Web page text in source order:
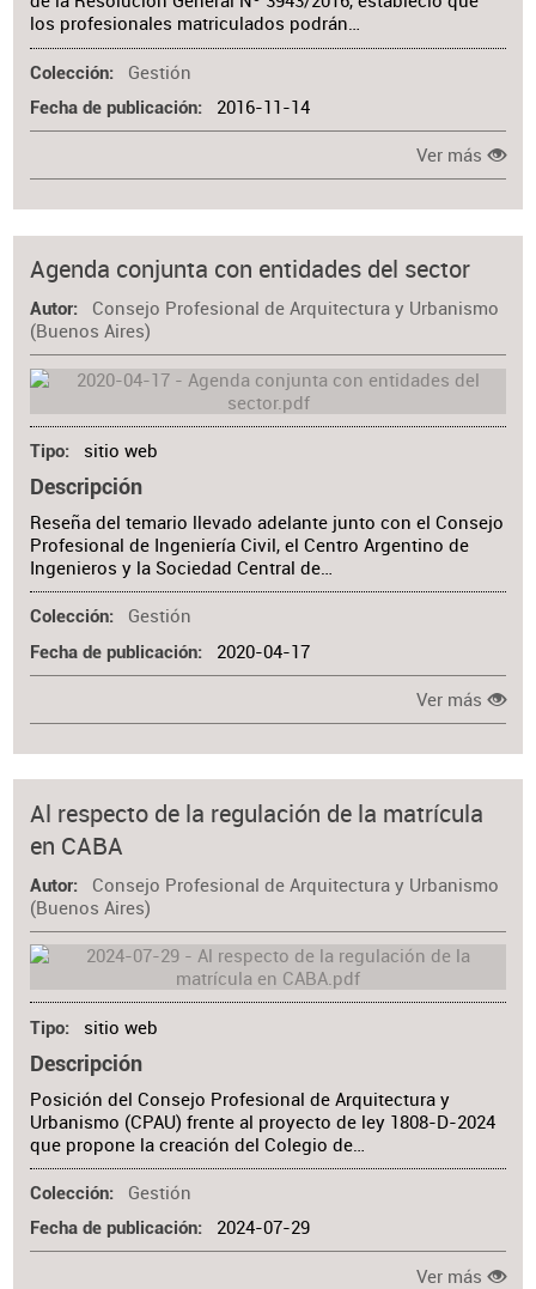
los profesionales matriculados podrán…
Colección Gestión
Fecha de publicación 2016-11-14
Ver más
Agenda conjunta con entidades del sector
Autor
Consejo Profesional de Arquitectura y Urbanismo
(Buenos Aires)
Tipo sitio web
Descripción
Reseña del temario llevado adelante junto con el Consejo
Profesional de Ingeniería Civil, el Centro Argentino de
Ingenieros y la Sociedad Central de…
Colección Gestión
Fecha de publicación 2020-04-17
Ver más
Al respecto de la regulación de la matrícula
en CABA
Autor
Consejo Profesional de Arquitectura y Urbanismo
(Buenos Aires)
Tipo sitio web
Descripción
Posición del Consejo Profesional de Arquitectura y
Urbanismo (CPAU) frente al proyecto de ley 1808-D-2024
que propone la creación del Colegio de…
Colección Gestión
Fecha de publicación 2024-07-29
Ver más